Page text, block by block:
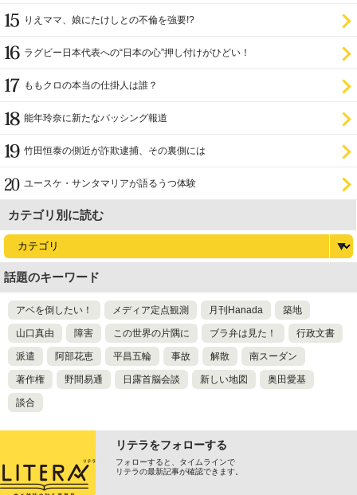
りえママ、娘にたけしとの不倫を強要!?
ラグビー日本代表への“日本の心”押し付けがひどい！
ももクロの本当の仕掛人は誰？
能年玲奈に新たなバッシング報道
竹田恒泰の側近が詐欺逮捕、その裏側には
ユースケ・サンタマリアが語るうつ体験
カテゴリ別に読む
話題のキーワード
アベを倒したい！ メディア定点観測 月刊Hanada 築地
山口真由 障害 この世界の片隅に ブラ弁は見た！ 行政文書
派遣 阿部花恵 平昌五輪 事故 解散 南スーダン
著作権 野間易通 日露首脳会談 新しい地図 奥田愛基
談合
リテラをフォローする
フォローすると、タイムラインで
リテラの最新記事が確認できます。